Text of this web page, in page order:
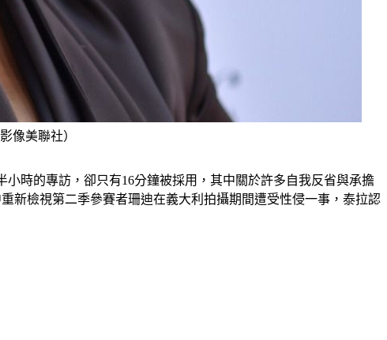
像美聯社）
時的專訪，卻只有16分鐘被採用，其中關於許多自我反省與承擔
新檢視第二季參賽者珊迪在義大利拍攝期間遭受性侵一事，泰拉認